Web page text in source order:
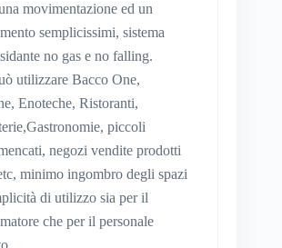
movimentazione ed un
semplicissimi, sistema
no gas e no falling.
utilizzare Bacco One,
Enoteche, Ristoranti,
piccoli
negozi vendite prodotti
minimo ingombro degli spazi
di utilizzo sia per il
che per il personale